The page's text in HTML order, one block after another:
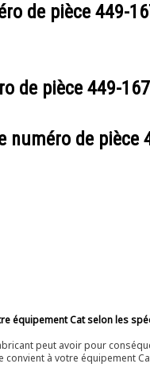
de pièce 449-
de pièce 449-
numéro de pièce
équipement Cat selon les
peut avoir pour
à votre équipement